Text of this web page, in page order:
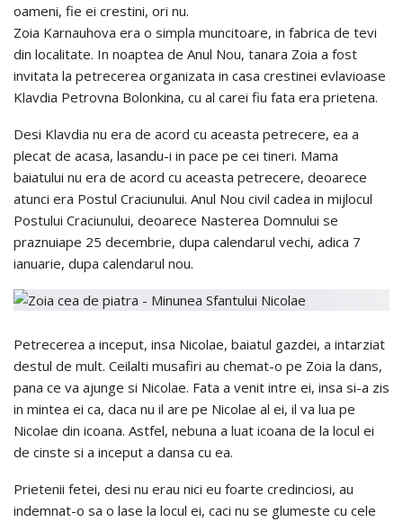
oameni, fie ei crestini, ori nu.
Zoia Karnauhova era o simpla muncitoare, in fabrica de tevi
din localitate. In noaptea de Anul Nou, tanara Zoia a fost
invitata la petrecerea organizata in casa crestinei evlavioase
Klavdia Petrovna Bolonkina, cu al carei fiu fata era prietena.
Desi Klavdia nu era de acord cu aceasta petrecere, ea a
plecat de acasa, lasandu-i in pace pe cei tineri. Mama
baiatului nu era de acord cu aceasta petrecere, deoarece
atunci era Postul Craciunului. Anul Nou civil cadea in mijlocul
Postului Craciunului, deoarece Nasterea Domnului se
praznuiape 25 decembrie, dupa calendarul vechi, adica 7
ianuarie, dupa calendarul nou.
Petrecerea a inceput, insa Nicolae, baiatul gazdei, a intarziat
destul de mult. Ceilalti musafiri au chemat-o pe Zoia la dans,
pana ce va ajunge si Nicolae. Fata a venit intre ei, insa si-a zis
in mintea ei ca, daca nu il are pe Nicolae al ei, il va lua pe
Nicolae din icoana. Astfel, nebuna a luat icoana de la locul ei
de cinste si a inceput a dansa cu ea.
Prietenii fetei, desi nu erau nici eu foarte credinciosi, au
indemnat-o sa o lase la locul ei, caci nu se glumeste cu cele